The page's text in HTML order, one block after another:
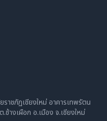
าชภัฏเชียงใหม่ อาคารเทพรัตน
ช้างเผือก อ.เมือง จ.เชียงใหม่